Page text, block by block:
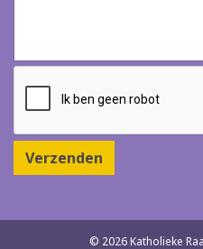
Verzenden
© 2026 Katholieke